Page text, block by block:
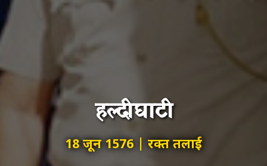
हल्दीघाटी
18 जून 1576 | रक्त तलाई